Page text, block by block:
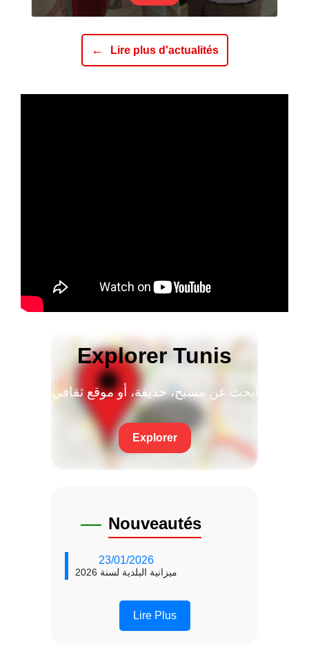
← Lire plus d'actualités
Explorer Tunis
ابحث عن مسبح، حديقة، أو موقع ثقافي
Explorer
Nouveautés
23/01/2026
ميزانية البلدية لسنة 2026
Lire Plus